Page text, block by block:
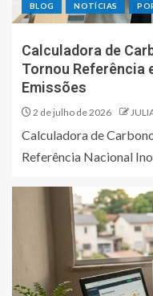
BLOG NOTÍCIAS
Calculadora de
Tornou Referência
Emissões
2 de julho de 2026
Calculadora de
Referência Nacional